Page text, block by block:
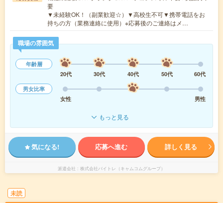
要
▼未経験OK！（副業歓迎☆）▼高校生不可▼携帯電話をお
持ちの方（業務連絡に使用）※応募後のご連絡はメ…
職場の雰囲気
年齢層
20代
30代 40代 50代
60代
男女比率
女性
男性
もっと見る
気になる! 応募へ進む 詳しく見る
派遣会社 株式会社バイトレ（キャムコムグループ）
未読